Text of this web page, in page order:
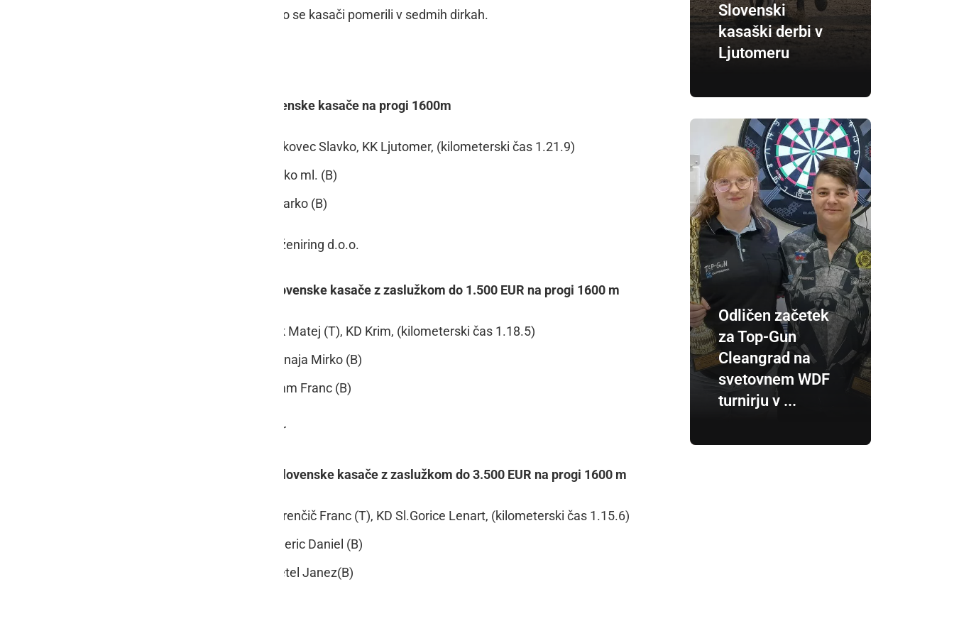
V vročem nedeljskem popoldnevu so se kasači pomerili v sedmih dirkah.
1. DIRKA - avtoštart za 2 letne slovenske kasače na progi 1600m
mesto: LENNY JOE; voznik Makovec Slavko, KK Ljutomer, (kilometerski čas 1.21.9)
mesto: ITTY; voznik Slavič Marko ml. (B)
mesto: LAYLA; voznik Sodec Darko (B)
pokrovitelj dirke: ATRIJ, gradbeni inženiring d.o.o.
2. DIRKA - avtoštart za 3-6 letne slovenske kasače z zaslužkom do 1.500 EUR na progi 1600 m
mesto: DISA BJ; voznik Osolnik Matej (T), KD Krim, (kilometerski čas 1.18.5)
mesto: IRIS CROWN; voznik Šonaja Mirko (B)
mesto: RENTA; voznik Cimernam Franc (B)
pokrovitelj dirke: Farmtech Ljutomer
3. DIRKA - avtoštart za 3-14 letne slovenske kasače z zaslužkom do 3.500 EUR na progi 1600 m
mesto: PERRY JOE; voznik Lovrenčič Franc (T), KD Sl.Gorice Lenart, (kilometerski čas 1.15.6)
mesto: FORTUNA HD; voznik Heric Daniel (B)
mesto: PANTERA I; voznik Zaletel Janez(B)
Slovenski
kasaški derbi v
Ljutomeru
Odličen začetek
za Top-Gun
Cleangrad na
svetovnem WDF
turnirju v ...